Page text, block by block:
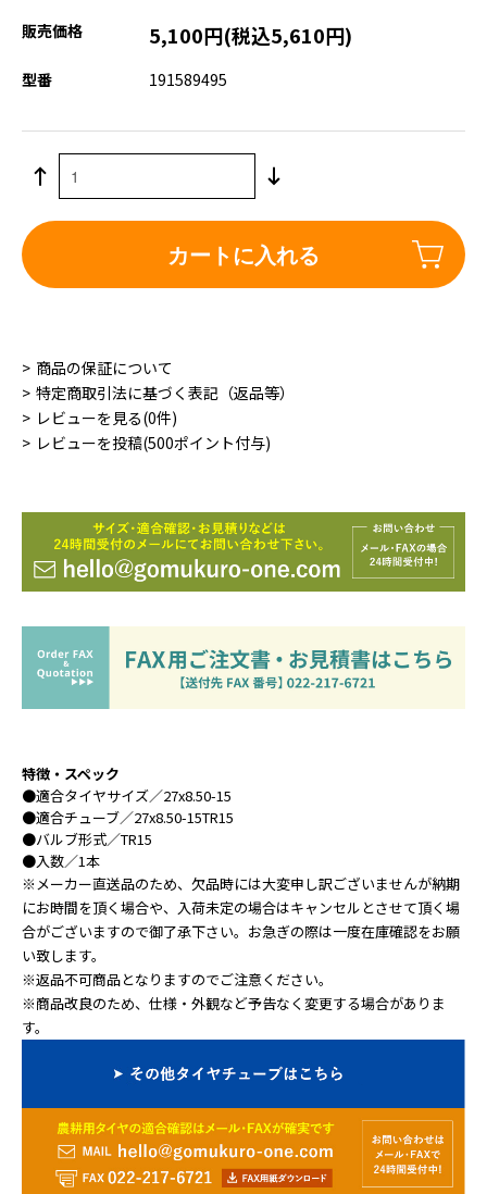
販売価格 5,100円(税込5,610円)
型番 191589495
カートに入れる
商品の保証について
特定商取引法に基づく表記（返品等）
レビューを見る(0件)
レビューを投稿(500ポイント付与)
特徴・スペック
●適合タイヤサイズ／27x8.50-15
●適合チューブ／27x8.50-15TR15
●バルブ形式／TR15
●入数／1本
※メーカー直送品のため、欠品時には大変申し訳ございませんが納期
にお時間を頂く場合や、入荷未定の場合はキャンセルとさせて頂く場
合がございますので御了承下さい。お急ぎの際は一度在庫確認をお願
い致します。
※返品不可商品となりますのでご注意ください。
※商品改良のため、仕様・外観など予告なく変更する場合がありま
す。